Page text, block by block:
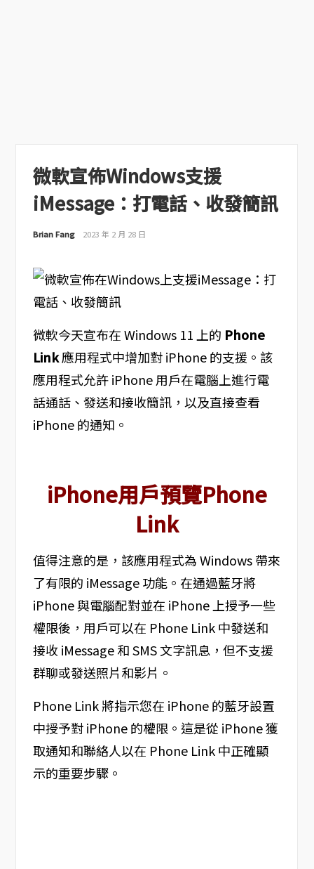
微軟宣佈Windows支援
iMessage：打電話、收發簡訊
Brian Fang 2023 年 2 月 28 日
微軟今天宣布在 Windows 11 上的 Phone
Link應用程式中增加對 iPhone 的支援。該
應用程式允許 iPhone 用戶在電腦上進行電
話通話、發送和接收簡訊，以及直接查看
iPhone 的通知。
iPhone用戶預覽Phone
Link
值得注意的是，該應用程式為 Windows 帶來
了有限的 iMessage 功能。在通過藍牙將
iPhone 與電腦配對並在 iPhone 上授予一些
權限後，用戶可以在 Phone Link 中發送和
接收 iMessage 和 SMS 文字訊息，但不支援
群聊或發送照片和影片。
Phone Link 將指示您在 iPhone 的藍牙設置
中授予對 iPhone 的權限。這是從 iPhone 獲
取通知和聯絡人以在 Phone Link 中正確顯
示的重要步驟。